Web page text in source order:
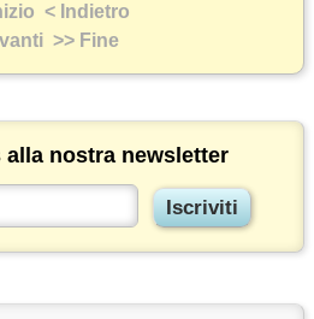
< Indietro
>> Fine
nostra newsletter